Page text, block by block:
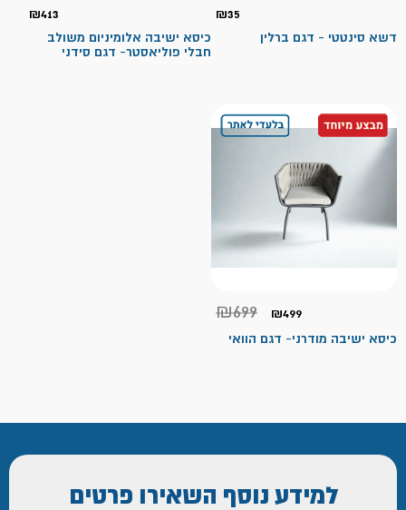
₪35
דשא סינטטי - דגם ברלין
₪413
כיסא ישיבה אלומיניום משולב
חבלי פוליאסטר- דגם סידני
₪699 ₪499
כיסא ישיבה מודרני- דגם הוואי
למידע נוסף השאירו פרטים